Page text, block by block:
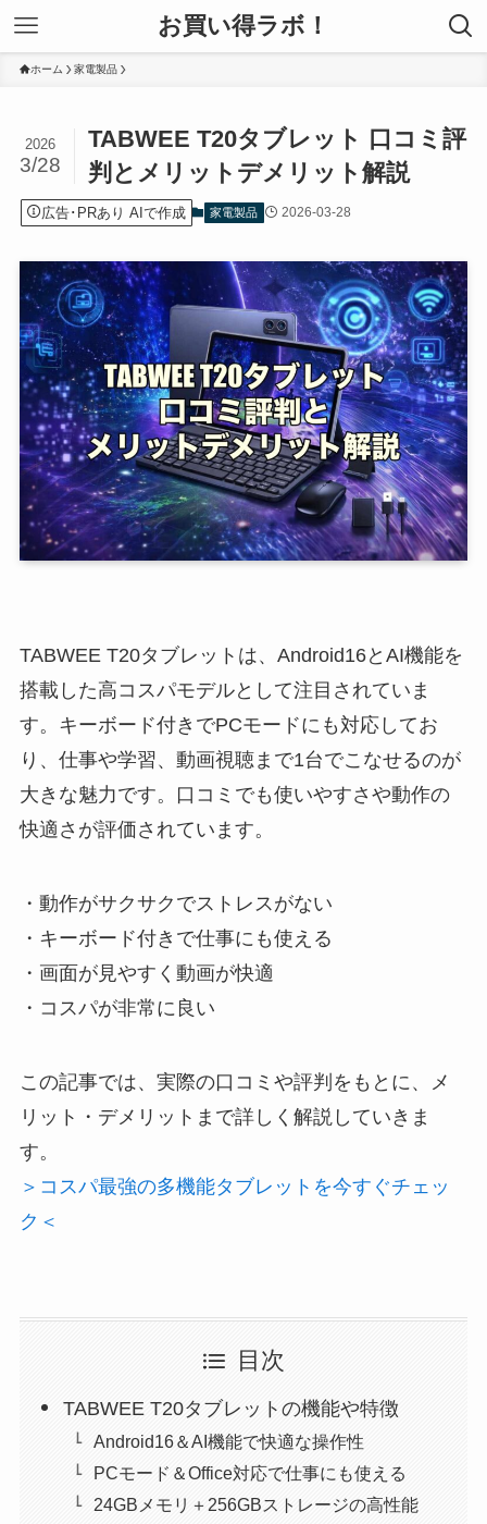
お買い得ラボ！
ホーム 家電製品
TABWEE T20タブレット 口コミ評
判とメリットデメリット解説
2026
3/28
広告･PRあり AIで作成 家電製品 2026-03-28
TABWEE T20タブレットは、Android16とAI機能を
搭載した高コスパモデルとして注目されていま
す。キーボード付きでPCモードにも対応してお
り、仕事や学習、動画視聴まで1台でこなせるのが
大きな魅力です。口コミでも使いやすさや動作の
快適さが評価されています。
・動作がサクサクでストレスがない
・キーボード付きで仕事にも使える
・画面が見やすく動画が快適
・コスパが非常に良い
この記事では、実際の口コミや評判をもとに、メ
リット・デメリットまで詳しく解説していきま
す。
＞コスパ最強の多機能タブレットを今すぐチェッ
ク＜
目次
TABWEE T20タブレットの機能や特徴
Android16＆AI機能で快適な操作性
PCモード＆Office対応で仕事にも使える
24GBメモリ＋256GBストレージの高性能